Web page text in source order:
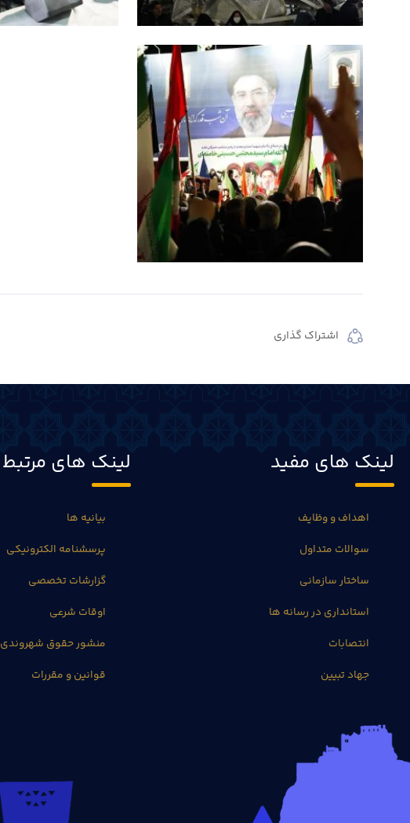
اشتراک گذاری
لینک های مفید
اهداف و وظایف
سوالات متداول
ساختار سازمانی
استانداری در رسانه ها
انتصابات
جهاد تبیین
لینک های مرتبط
بیانیه ها
پرسشنامه الکترونیکی
گزارشات تخصصی
اوقات شرعی
منشور حقوق شهروندی
قوانین و مقررات